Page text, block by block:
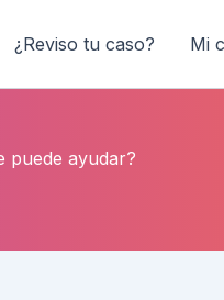
¿Reviso tu caso? Mi
puede ayudar?